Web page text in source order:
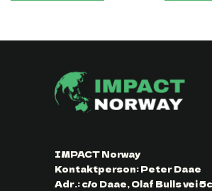
IMPACT Norway
Kontaktperson: Peter Daae
Adr.: c/o Daae, Olaf Bulls vei